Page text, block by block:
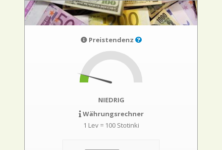
Preistendenz
NIEDRIG
Währungsrechner
1 Lev = 100 Stotinki